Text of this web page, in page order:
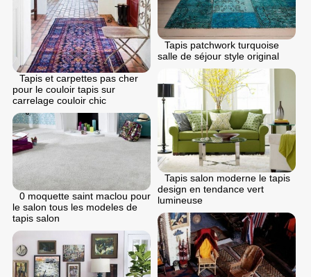
Tapis patchwork turquoise
salle de séjour style original
Tapis et carpettes pas cher
pour le couloir tapis sur
carrelage couloir chic
Tapis salon moderne le tapis
design en tendance vert
lumineuse
0 moquette saint maclou pour
le salon tous les modeles de
tapis salon